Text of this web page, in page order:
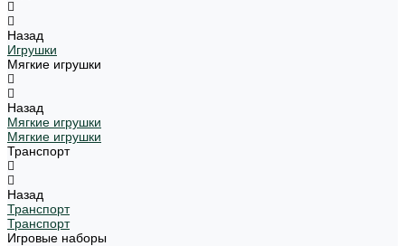
Назад
Игрушки
Мягкие игрушки
Назад
Мягкие игрушки
Мягкие игрушки
Транспорт
Назад
Транспорт
Транспорт
Игровые наборы